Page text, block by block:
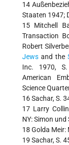
14
Staaten 1947;
15 Mitchell
Transaction
Robert
Jews and the
Inc. 1970,
American
Science
16 Sachar, S.
17 Larry
NY: Simon
18 Golda Meir:
19 Sachar, S.